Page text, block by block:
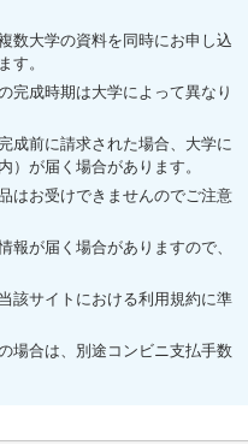
数大学の資料を同時にお申し込
す。
完成時期は大学によって異なり
成前に請求された場合、大学に
）が届く場合があります。
はお受けできませんのでご注意
報が届く場合がありますので、
該サイトにおける利用規約に準
場合は、別途コンビニ支払手数